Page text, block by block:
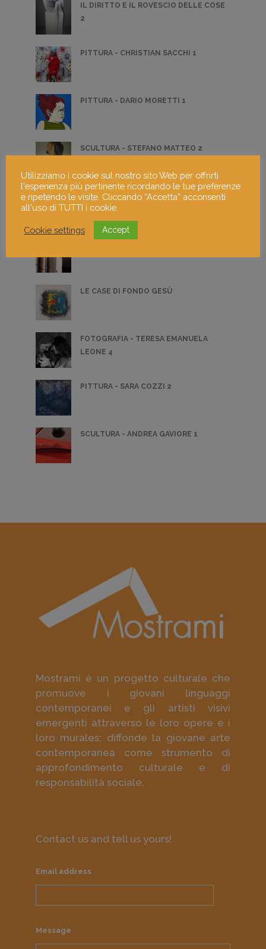
IL DIRITTO E IL ROVESCIO DELLE COSE
2
PITTURA - CHRISTIAN SACCHI 1
PITTURA - DARIO MORETTI 1
SCULTURA - STEFANO MATTEO 2
PITTURA - MÉSZÁROS GÁBOR 1
LE CASE DI FONDO GESÙ
FOTOGRAFIA - TERESA EMANUELA
LEONE 4
PITTURA - SARA COZZI 2
SCULTURA - ANDREA GAVIORE 1
Mostrami è un progetto culturale che
promuove i giovani linguaggi
contemporanei e gli artisti visivi
emergenti attraverso le loro opere e i
loro murales; diffonde la giovane arte
contemporanea come strumento di
approfondimento culturale e di
responsabilità sociale.
Contact us and tell us yours!
Email address
Message
Utilizziamo i cookie sul nostro sito Web per offrirti
l'esperienza più pertinente ricordando le tue preferenze
e ripetendo le visite. Cliccando “Accetta” acconsenti
all'uso di TUTTI i cookie.
Cookie settings Accept